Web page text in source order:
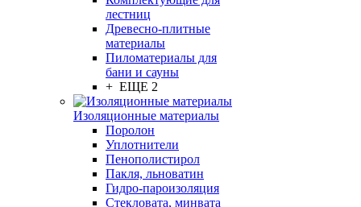
лестниц
Древесно-плитные
материалы
Пиломатериалы для
бани и сауны
+ ЕЩЕ 2
Изоляционные материалы
Поролон
Уплотнители
Пенополистирол
Пакля, льноватин
Гидро-пароизоляция
Стекловата, минвата